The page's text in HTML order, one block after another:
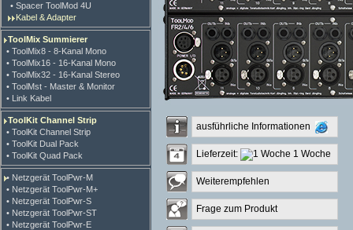
• Spacer ToolMod 4U
Kabel & Adapter
ToolMix Summierer
• ToolMix8 - 8-Kanal Mono
• ToolMix16 - 16-Kanal Mono
• ToolMix32 - 16-Kanal Stereo
• ToolMst - Master & Monitor
• Link Kabel
ToolKit Channel Strip
• ToolKit Channel Strip
• ToolKit Dual Pack
• ToolKit Quad Pack
• Netzgerät ToolPwr-M
• Netzgerät ToolPwr-M+
• Netzgerät ToolPwr-S
• Netzgerät ToolPwr-ST
• Netzgerät ToolPwr-E
ausführliche Informationen
Lieferzeit: 1 Woche
Weiterempfehlen
Frage zum Produkt